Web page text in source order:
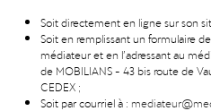
Soit directement en ligne sur son
Soit en remplissant un formulaire
médiateur et en l’adressant au
de MOBILIANS - 43 bis route de
CEDEX ;
Soit par courriel à :